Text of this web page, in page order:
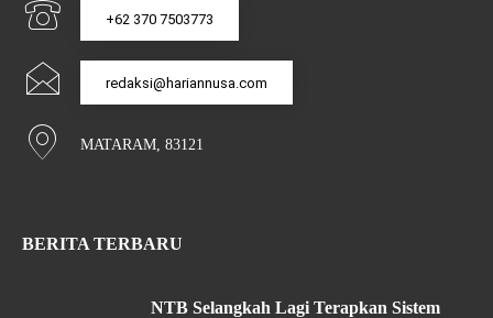
+62 370 7503773
redaksi@hariannusa.com
MATARAM, 83121
BERITA TERBARU
NTB Selangkah Lagi Terapkan Sistem